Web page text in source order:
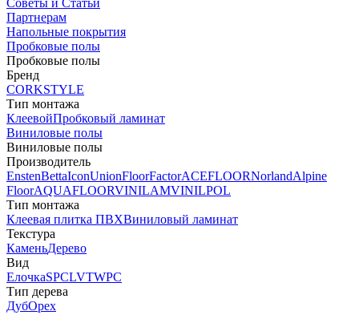
Советы и Статьи
Партнерам
Напольные покрытия
Пробковые полы
Пробковые полы
Бренд
CORKSTYLE
Тип монтажа
КлеевойПробковый ламинат
Виниловые полы
Виниловые полы
Производитель
EnstenBettaIconUnionFloorFactorACEFLOORNorlandAlpine
FloorAQUAFLOORVINILAMVINILPOL
Тип монтажа
Клеевая плитка ПВХВиниловый ламинат
Текстура
КаменьДерево
Вид
ЕлочкаSPCLVTWPC
Тип дерева
ДубОрех